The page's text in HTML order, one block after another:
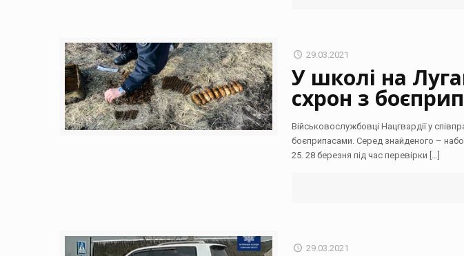
29.03.2021
У школі на
схрон з
Військовослужбовці Нацгвардії у
боєприпасами. Серед знайденого –
25. 28 березня під час перевірки […]
29.03.2021